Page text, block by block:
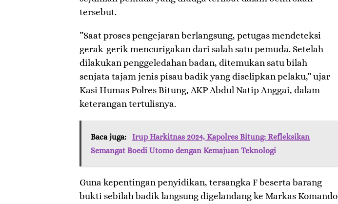
tersebut.
​”Saat proses pengejaran berlangsung, petugas mendeteksi
gerak-gerik mencurigakan dari salah satu pemuda. Setelah
dilakukan penggeledahan badan, ditemukan satu bilah
senjata tajam jenis pisau badik yang diselipkan pelaku,” ujar
Kasi Humas Polres Bitung, AKP Abdul Natip Anggai, dalam
keterangan tertulisnya.
Baca juga:
Irup Harkitnas 2024, Kapolres Bitung: Refleksikan
Semangat Boedi Utomo dengan Kemajuan Teknologi
​Guna kepentingan penyidikan, tersangka F beserta barang
bukti sebilah badik langsung digelandang ke Markas Komando